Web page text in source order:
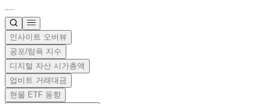
인사이트 오버뷰
공포/탐욕 지수
디지털 자산 시가총액
업비트 거래대금
현물 ETF 동향